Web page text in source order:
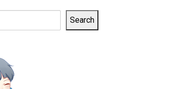
Search